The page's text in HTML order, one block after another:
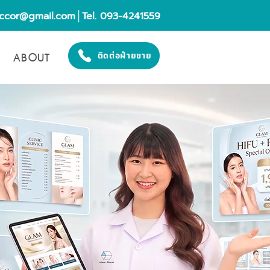
│Tel. 093-4241559
ABOUT ติดต่อฝ่ายขาย